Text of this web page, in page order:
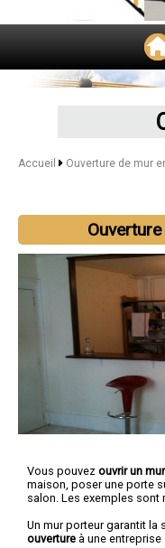
Accueil Ouverture de mur
Vous pouvez ouvrir un
maison, poser une porte
salon. Les exemples sont
Un mur porteur garantit
ouverture à une entreprise